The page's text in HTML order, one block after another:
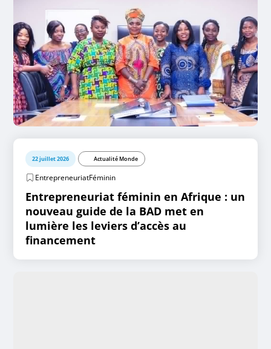
22 juillet 2026 Actualité Monde
EntrepreneuriatFéminin
Entrepreneuriat féminin en Afrique : un
nouveau guide de la BAD met en
lumière les leviers d’accès au
financement